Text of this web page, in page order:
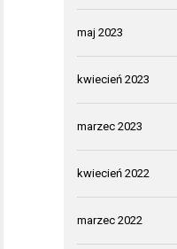
maj 2023
kwiecień 2023
marzec 2023
kwiecień 2022
marzec 2022